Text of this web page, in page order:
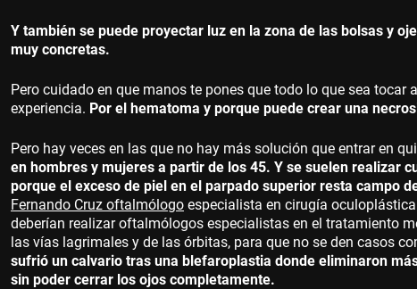
Y también se puede proyectar luz en la zona de las bolsas y
muy concretas.
Pero cuidado en que manos te pones que todo lo que sea
experiencia. Por el hematoma y porque puede crear una
Pero hay veces en las que no hay más solución que entrar en
en hombres y mujeres a partir de los 45. Y se suelen realizar
porque el exceso de piel en el parpado superior resta campo
Fernando Cruz oftalmólogo especialista en cirugía
deberían realizar oftalmólogos especialistas en el tratamiento
las vías lagrimales y de las órbitas, para que no se den casos
sufrió un calvario tras una blefaroplastia donde eliminaron
sin poder cerrar los ojos completamente.